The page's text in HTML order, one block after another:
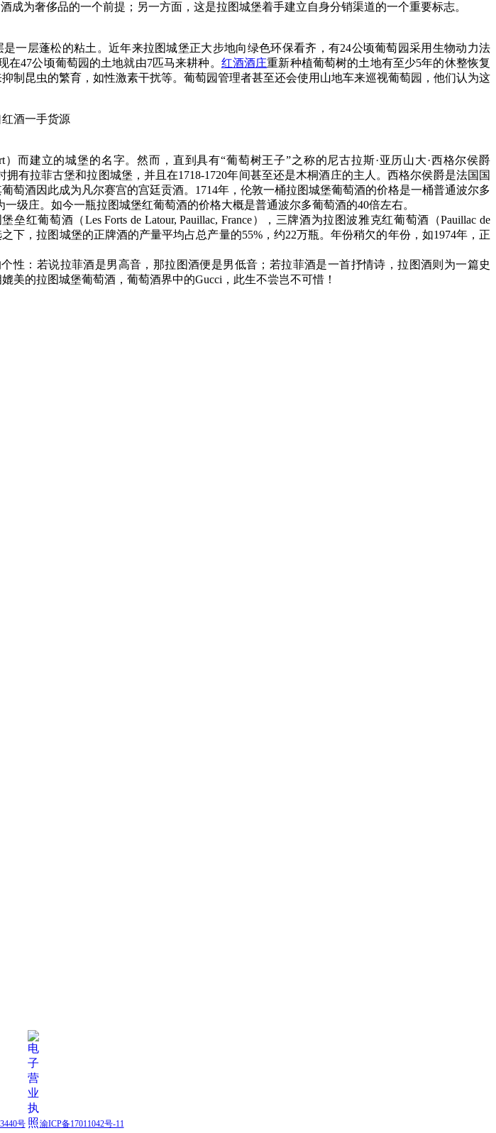
为奢侈品的一个前提；另一方面，这是拉图城堡着手建立自身分销渠道的一个重要标志。
一层蓬松的粘土。近年来拉图城堡正大步地向绿色环保看齐，有24公顷葡萄园采用生物动力法
在47公顷葡萄园的土地就由7匹马来耕种。 红酒酒庄重新种植葡萄树的土地有至少5年的休整恢复
制昆虫的繁育，如性激素干扰等。葡萄园管理者甚至还会使用山地车来巡视葡萄园，他们认为这
而建立的城堡的名字。然而，直到具有“葡萄树王子”之称的尼古拉斯·亚历山大·西格尔侯爵
拥有拉菲古堡和拉图城堡，并且在1718-1720年间甚至还是木桐酒庄的主人。西格尔侯爵是法国国
酒因此成为凡尔赛宫的宫廷贡酒。1714年，伦敦一桶拉图城堡葡萄酒的价格是一桶普通波尔多
级庄。如今一瓶拉图城堡红葡萄酒的价格大概是普通波尔多葡萄酒的40倍左右。
红葡萄酒（Les Forts de Latour, Pauillac, France），三牌酒为拉图波雅克红葡萄酒（Pauillac de
下，拉图城堡的正牌酒的产量平均占总产量的55%，约22万瓶。年份稍欠的年份，如1974年，正
性：若说拉菲酒是男高音，那拉图酒便是男低音；若拉菲酒是一首抒情诗，拉图酒则为一篇史
的拉图城堡葡萄酒，葡萄酒界中的Gucci，此生不尝岂不可惜！
号 渝ICP备17011042号-11